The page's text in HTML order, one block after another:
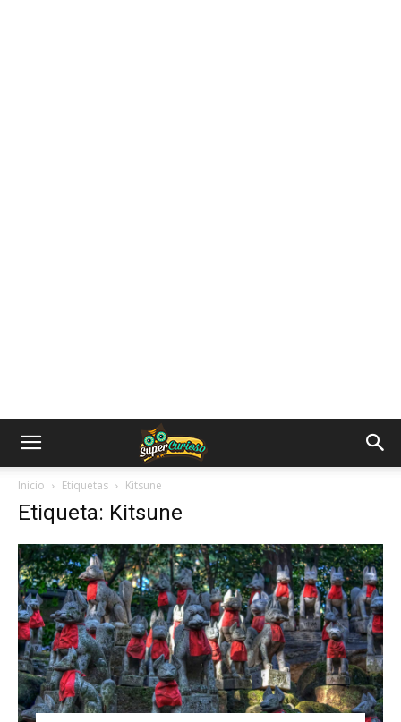
Inicio Etiquetas Kitsune
Etiqueta: Kitsune